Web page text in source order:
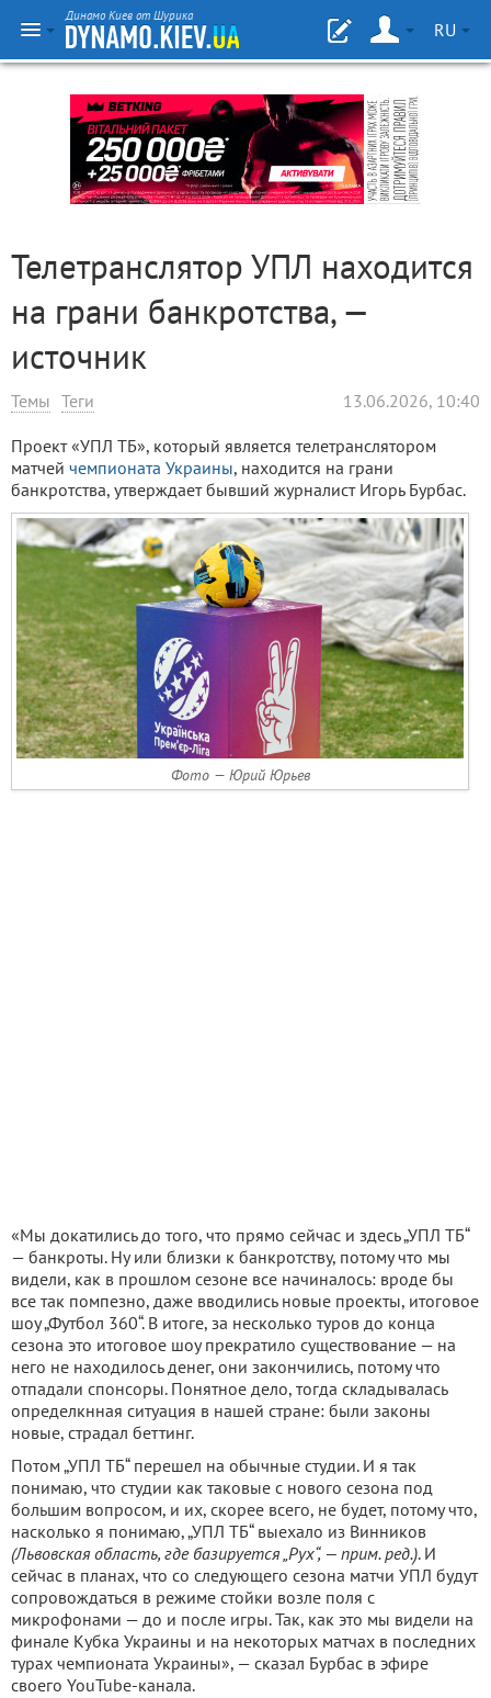
Динамо Киев от Шурика
RU
Телетранслятор УПЛ находится
на грани банкротства, —
источник
Темы Теги 13.06.2026, 10:40
Проект «УПЛ ТБ», который является телетранслятором
матчей чемпионата Украины, находится на грани
банкротства, утверждает бывший журналист Игорь Бурбас.
Фото — Юрий Юрьев
«Мы докатились до того, что прямо сейчас и здесь „УПЛ ТБ“
— банкроты. Ну или близки к банкротству, потому что мы
видели, как в прошлом сезоне все начиналось: вроде бы
все так помпезно, даже вводились новые проекты, итоговое
шоу „Футбол 360“. В итоге, за несколько туров до конца
сезона это итоговое шоу прекратило существование — на
него не находилось денег, они закончились, потому что
отпадали спонсоры. Понятное дело, тогда складывалась
определкнная ситуация в нашей стране: были законы
новые, страдал беттинг.
Потом „УПЛ ТБ“ перешел на обычные студии. И я так
понимаю, что студии как таковые с нового сезона под
большим вопросом, и их, скорее всего, не будет, потому что,
насколько я понимаю, „УПЛ ТБ“ выехало из Винников
(Львовская область, где базируется „Рух“, — прим. ред.). И
сейчас в планах, что со следующего сезона матчи УПЛ будут
сопровождаться в режиме стойки возле поля с
микрофонами — до и после игры. Так, как это мы видели на
финале Кубка Украины и на некоторых матчах в последних
турах чемпионата Украины», — сказал Бурбас в эфире
своего YouTube-канала.